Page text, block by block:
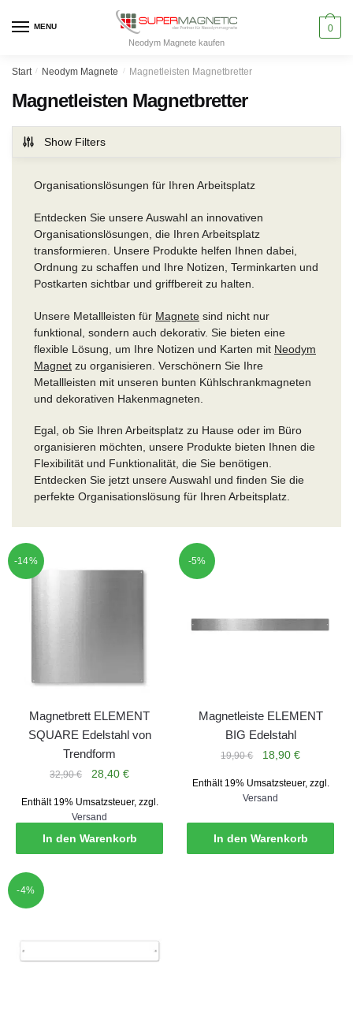
MENU
Neodym Magnete kaufen
0
Start / Neodym Magnete / Magnetleisten Magnetbretter
Magnetleisten Magnetbretter
Show Filters
Organisationslösungen für Ihren Arbeitsplatz
Entdecken Sie unsere Auswahl an innovativen
Organisationslösungen, die Ihren Arbeitsplatz
transformieren. Unsere Produkte helfen Ihnen dabei,
Ordnung zu schaffen und Ihre Notizen, Terminkarten und
Postkarten sichtbar und griffbereit zu halten.
Unsere Metallleisten für Magnete sind nicht nur
funktional, sondern auch dekorativ. Sie bieten eine
flexible Lösung, um Ihre Notizen und Karten mit Neodym
Magnet zu organisieren. Verschönern Sie Ihre
Metallleisten mit unseren bunten Kühlschrankmagneten
und dekorativen Hakenmagneten.
Egal, ob Sie Ihren Arbeitsplatz zu Hause oder im Büro
organisieren möchten, unsere Produkte bieten Ihnen die
Flexibilität und Funktionalität, die Sie benötigen.
Entdecken Sie jetzt unsere Auswahl und finden Sie die
perfekte Organisationslösung für Ihren Arbeitsplatz.
-14%
Magnetbrett ELEMENT
SQUARE Edelstahl von
Trendform
32,90€
Ursprünglicher
war:
32,90 €
28,40€Aktueller
ist:
28,40 €.
Enthält 19% Umsatzsteuer, zzgl.
Versand
In den Warenkorb
-5%
Magnetleiste ELEMENT
BIG Edelstahl
19,90€
Ursprünglicher
war:
19,90 €
18,90€Aktueller
ist:
Enthält 19% Umsatzsteuer, zzgl.
Versand
In den Warenkorb
-4%